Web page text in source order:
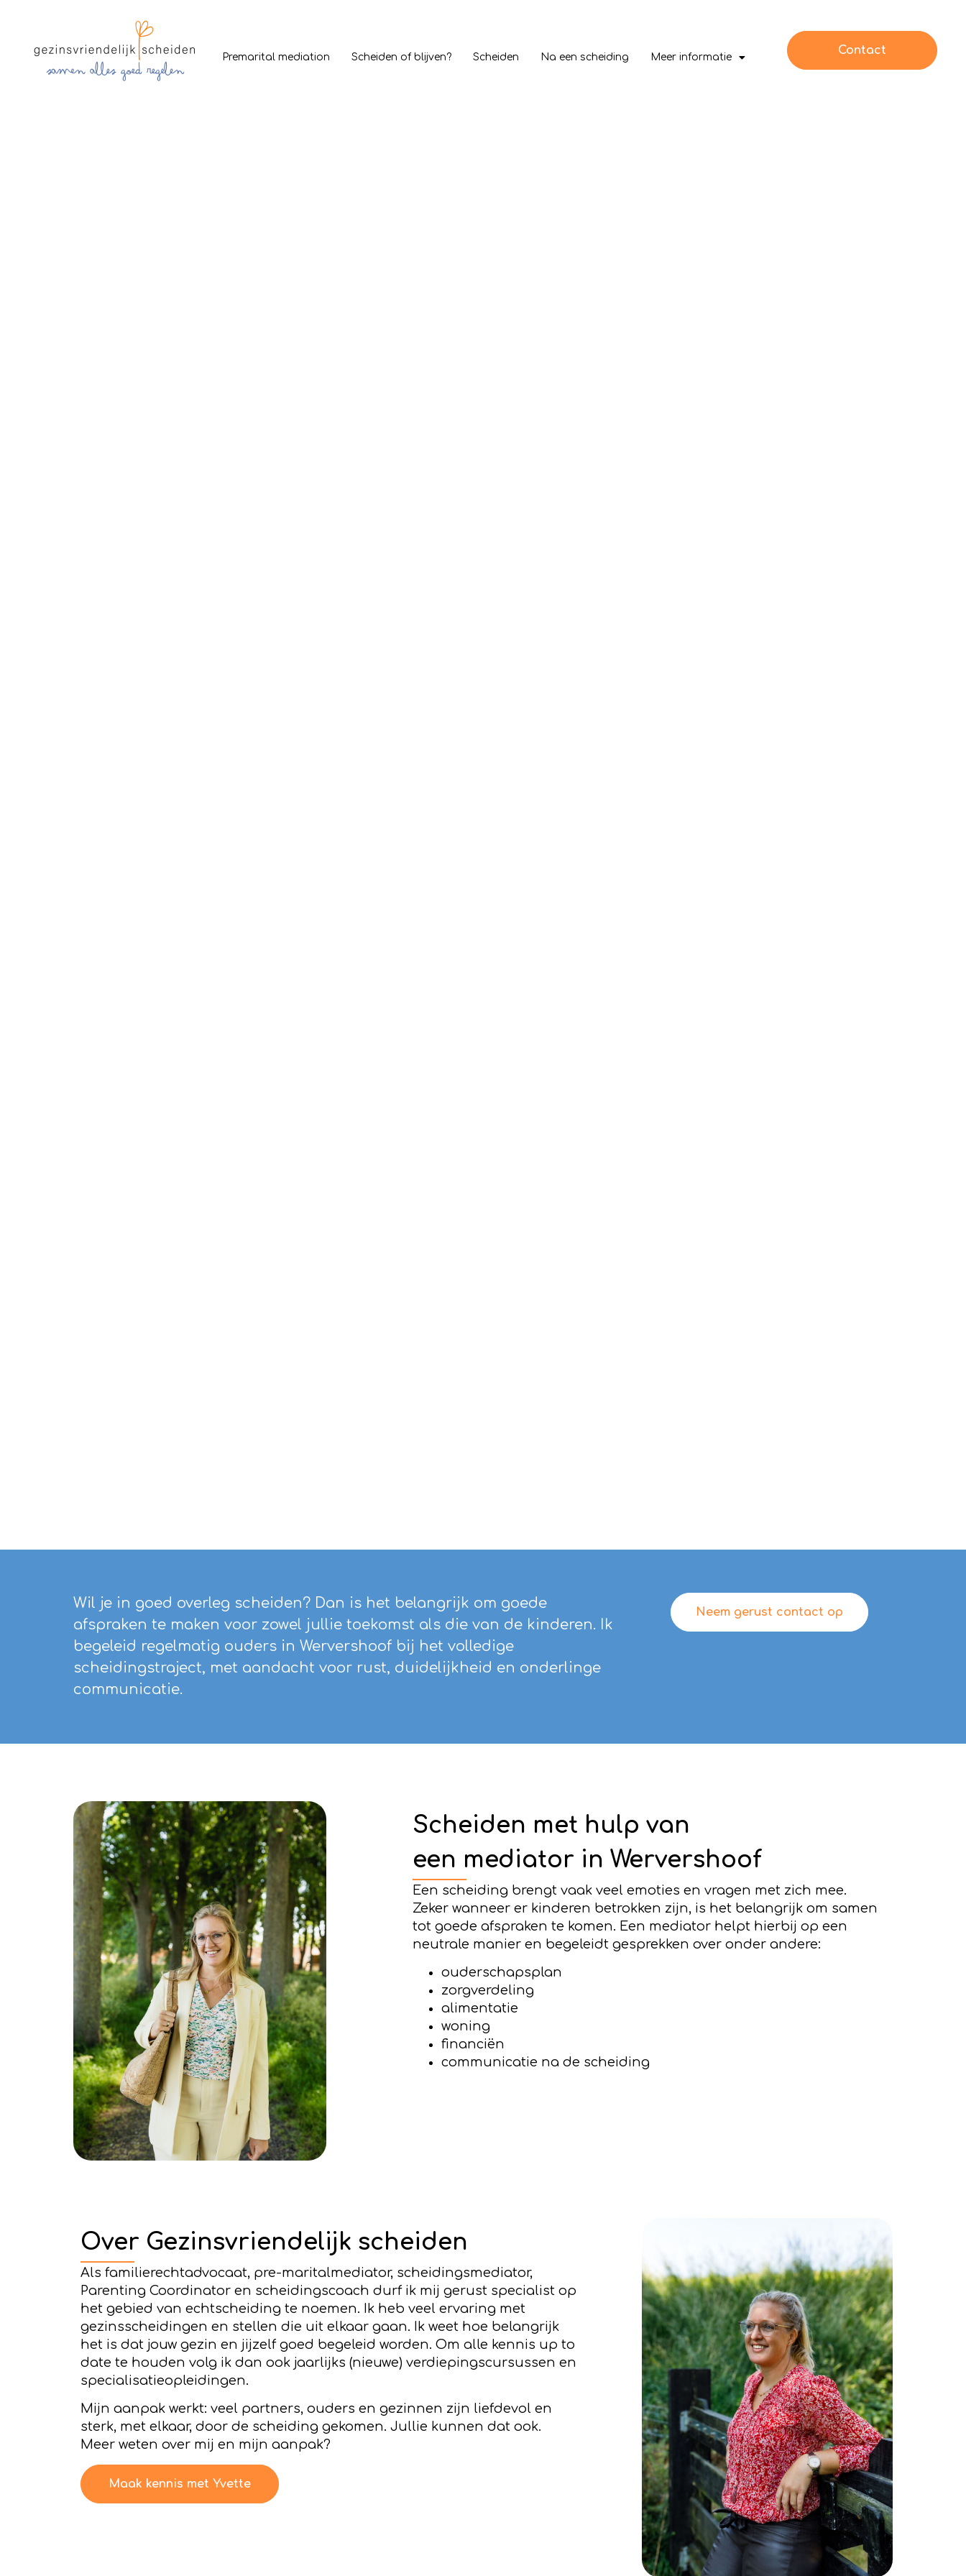
Premarital mediation Scheiden of blijven? Scheiden Na een scheiding Meer informatie
Contact
Wil je in goed overleg scheiden? Dan is het belangrijk om goede
afspraken te maken voor zowel jullie toekomst als die van de kinderen. Ik
begeleid regelmatig ouders in Wervershoof bij het volledige
scheidingstraject, met aandacht voor rust, duidelijkheid en onderlinge
communicatie.
Neem gerust contact op
Scheiden met hulp van
een mediator in Wervershoof
Een scheiding brengt vaak veel emoties en vragen met zich mee.
Zeker wanneer er kinderen betrokken zijn, is het belangrijk om samen
tot goede afspraken te komen. Een mediator helpt hierbij op een
neutrale manier en begeleidt gesprekken over onder andere:
ouderschapsplan
zorgverdeling
alimentatie
woning
financiën
communicatie na de scheiding
Over Gezinsvriendelijk scheiden
Als familierechtadvocaat, pre-maritalmediator, scheidingsmediator,
Parenting Coordinator en scheidingscoach durf ik mij gerust specialist op
het gebied van echtscheiding te noemen. Ik heb veel ervaring met
gezinsscheidingen en stellen die uit elkaar gaan. Ik weet hoe belangrijk
het is dat jouw gezin en jijzelf goed begeleid worden. Om alle kennis up to
date te houden volg ik dan ook jaarlijks (nieuwe) verdiepingscursussen en
specialisatieopleidingen.
Mijn aanpak werkt: veel partners, ouders en gezinnen zijn liefdevol en
sterk, met elkaar, door de scheiding gekomen. Jullie kunnen dat ook.
Meer weten over mij en mijn aanpak?
Maak kennis met Yvette